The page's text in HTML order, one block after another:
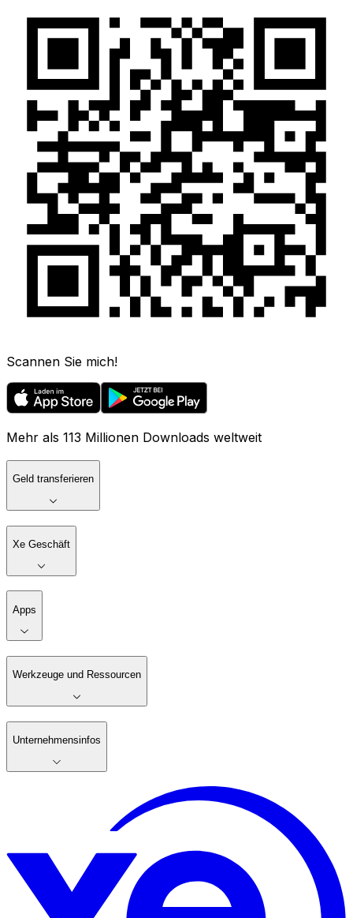
Scannen Sie mich!
Mehr als 113 Millionen Downloads weltweit
Geld transferieren
Xe Geschäft
Apps
Werkzeuge und Ressourcen
Unternehmensinfos